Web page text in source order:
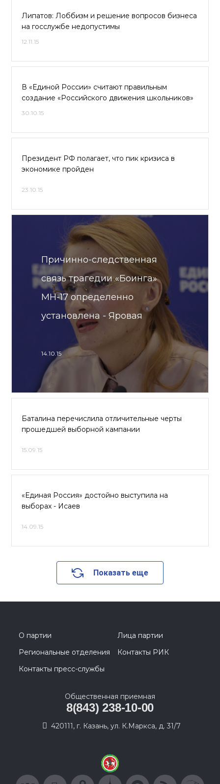
Липатов: Лоббизм и решение вопросов бизнеса
на госслужбе недопустимы
12.11.15
В «Единой России» считают правильным
создание «Российского движения школьников»
30.10.15
Президент РФ полагает, что пик кризиса в
экономике пройден
23.10.15
Причинно-следственная
связь трагедии «Боинга»
МН-17 определенно
установлена - Яровая
14.10.15
Баталина перечислила отличительные черты
прошедшей выборной кампании
15.09.15
«Единая Россия» достойно выступила на
выборах - Исаев
14.09.15
Показать еще
О партии
Лица партии
Региональные отделения
Контакты РИК
Контакты пресс-службы
Общественная приемная
8(843) 238-10-00
420111, г. Казань, ул. К.Маркса, д. 31/7